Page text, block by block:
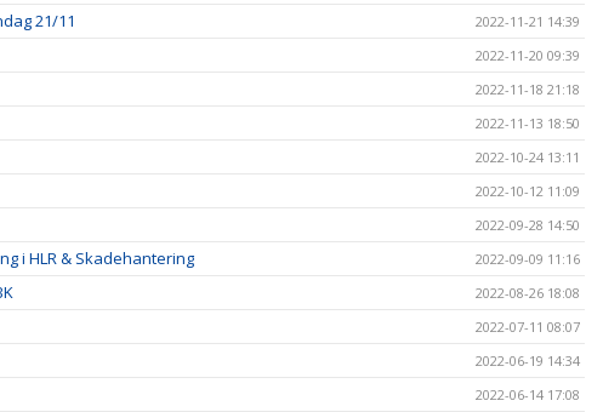
21/11 2022-11-21 14:39
2022-11-20 09:39
2022-11-18 21:18
2022-11-13 18:50
2022-10-24 13:11
2022-10-12 11:09
2022-09-28 14:50
i HLR & Skadehantering 2022-09-09 11:16
2022-08-26 18:08
2022-07-11 08:07
2022-06-19 14:34
2022-06-14 17:08